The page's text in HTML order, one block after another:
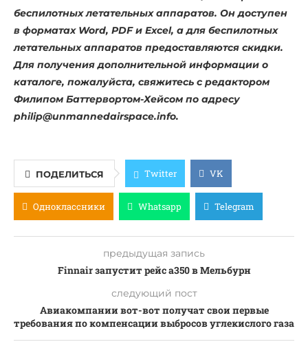
беспилотных летательных аппаратов. Он доступен
в форматах Word, PDF и Excel, а для беспилотных
летательных аппаратов предоставляются скидки.
Для получения дополнительной информации о
каталоге, пожалуйста, свяжитесь с редактором
Филипом Баттервортом-Хейсом по адресу
philip@unmannedairspace.info.
ПОДЕЛИТЬСЯ Twitter VK
Одноклассники Whatsapp Telegram
предыдущая запись
Finnair запустит рейс a350 в Мельбурн
следующий пост
Авиакомпании вот-вот получат свои первые
требования по компенсации выбросов углекислого газа